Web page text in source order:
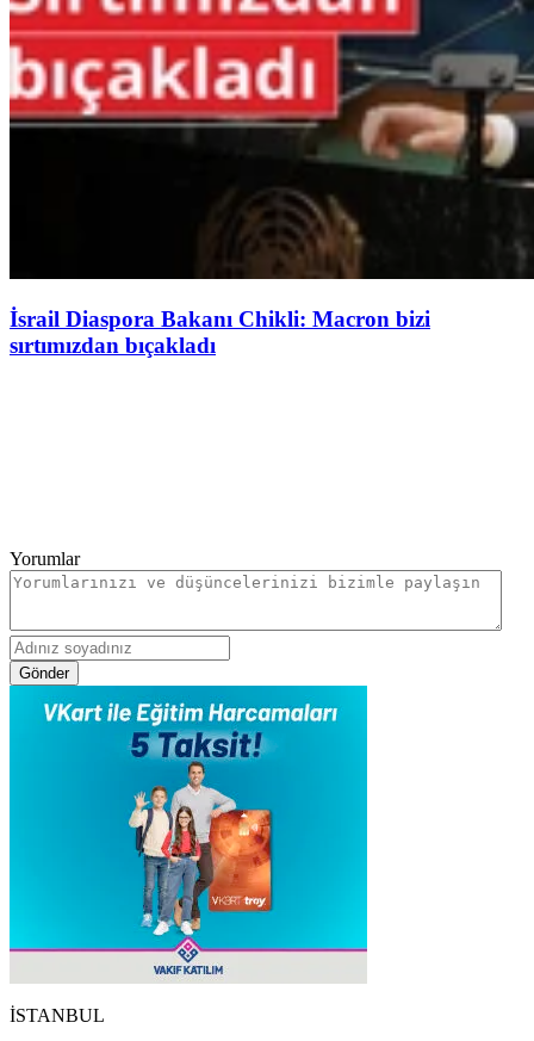
İsrail Diaspora Bakanı Chikli: Macron bizi
sırtımızdan bıçakladı
Yorumlar
Gönder
İSTANBUL